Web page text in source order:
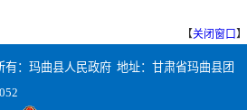
【关闭窗口 】
：玛曲县人民政府 地址：甘肃省玛曲县团